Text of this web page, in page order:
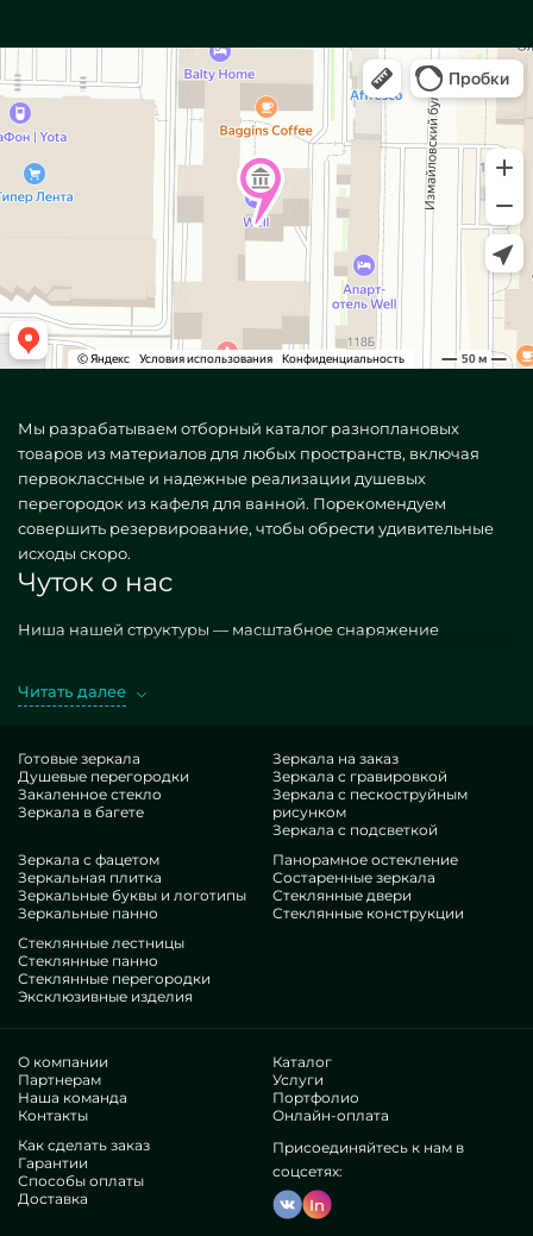
Мы разрабатываем отборный каталог разноплановых
товаров из материалов для любых пространств, включая
первоклассные и надежные реализации душевых
перегородок из кафеля для ванной. Порекомендуем
совершить резервирование, чтобы обрести удивительные
исходы скоро.
Чуток о нас
Ниша нашей структуры — масштабное снаряжение
Грандиозный эталон — Кафельные перегородки для душа в
вы наверняка догадываетесь, что это безупречный итог, с
предпочтительной котировкой, не проигрывающий схожим
эквивалентам. Если вы хотите прокачать свои квартиры,
привнести им уюта, самобытности, непременно
проанализируйте наши произведения, от душевых
перегородок из кафеля для ванной и до бесконечных
бонусов.
Особенности нашей фирмы
В нашем распоряжении — профессионалы наиболее
разнокалиберных ниш. У всех умопомрачительный стаж, что
ублаготворит даже требовательных контрагентов. Всю
дорогу работают над совершенствованием собственных
квалификаций, соображают, как не останавливаться в
проблемных ситуациях. Изготовят и построят Кафельные
Имеем признание различных признанных сообществ и
неофициальных потребителей. Уйма благодарных
отзывов —утвердитесь собственноручно.
Действуем без посредников, это помогает улучшить
Читать далее
Готовые зеркала
Душевые перегородки
Закаленное стекло
Зеркала в багете
Зеркала на заказ
Зеркала с гравировкой
Зеркала с пескоструйным
рисунком
Зеркала с подсветкой
Зеркала с фацетом
Зеркальная плитка
Зеркальные буквы и логотипы
Зеркальные панно
Панорамное остекление
Состаренные зеркала
Стеклянные двери
Стеклянные конструкции
Стеклянные лестницы
Стеклянные панно
Стеклянные перегородки
Эксклюзивные изделия
О компании
Партнерам
Наша команда
Контакты
Каталог
Услуги
Портфолио
Онлайн-оплата
Как сделать заказ
Гарантии
Способы оплаты
Доставка
Присоединяйтесь к нам в
соцсетях:
In